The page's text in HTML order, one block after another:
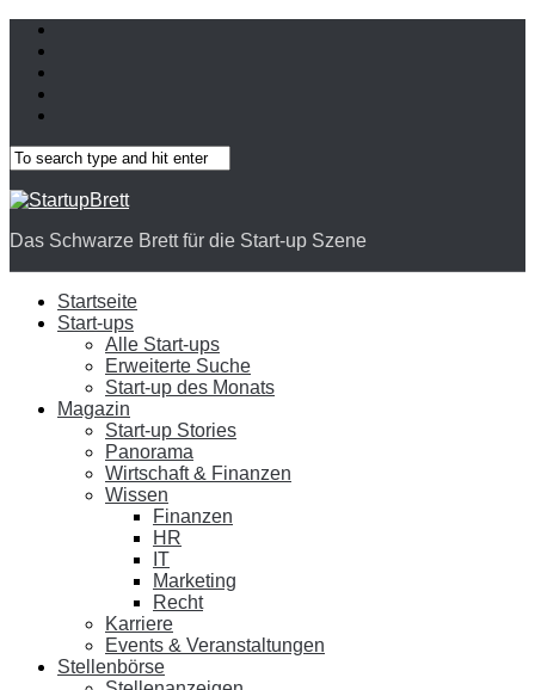
Das Schwarze Brett für die Start-up Szene
Startseite
Start-ups
Alle Start-ups
Erweiterte Suche
Start-up des Monats
Magazin
Start-up Stories
Panorama
Wirtschaft & Finanzen
Wissen
Finanzen
HR
IT
Marketing
Recht
Karriere
Events & Veranstaltungen
Stellenbörse